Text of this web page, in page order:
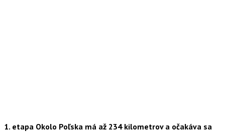
1. etapa Okolo Poľska má až 234 kilometrov a očakáva sa